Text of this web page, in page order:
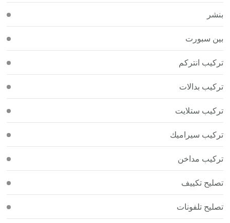
بنشر
بين سبورت
تركيب انتركم
تركيب بدالات
تركيب ستلايت
تركيب سيراميك
تركيب مداخن
تصليح تكييف
تصليح تلفونات